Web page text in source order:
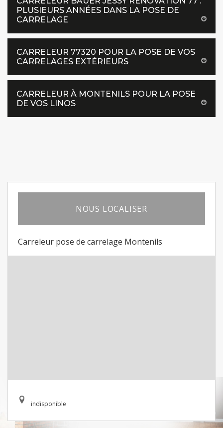
PLUSIEURS ANNÉES DANS LA POSE DE
CARRELAGE
CARRELEUR 77320 POUR LA POSE DE VOS
CARRELAGES EXTÉRIEURS
CARRELEUR À MONTENILS POUR LA POSE
DE VOS LINOS
NOUS LOCALISER
Carreleur pose de carrelage Montenils
indisponible